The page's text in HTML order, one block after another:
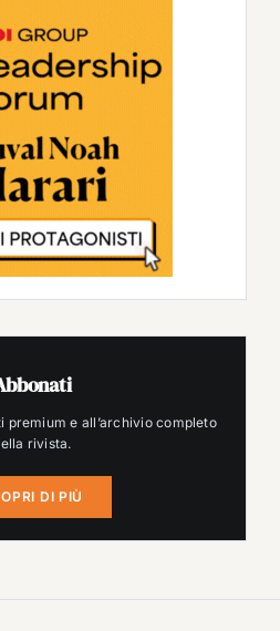
premium e all’archivio completo
rivista.
DI PIÙ